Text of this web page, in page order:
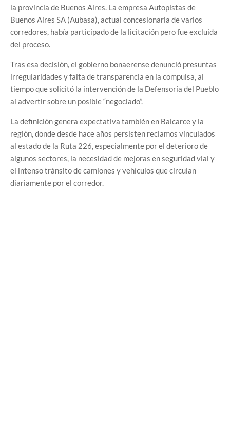
la provincia de Buenos Aires. La empresa Autopistas de
Buenos Aires SA (Aubasa), actual concesionaria de varios
corredores, había participado de la licitación pero fue excluida
del proceso.
Tras esa decisión, el gobierno bonaerense denunció presuntas
irregularidades y falta de transparencia en la compulsa, al
tiempo que solicitó la intervención de la Defensoría del Pueblo
al advertir sobre un posible “negociado”.
La definición genera expectativa también en Balcarce y la
región, donde desde hace años persisten reclamos vinculados
al estado de la Ruta 226, especialmente por el deterioro de
algunos sectores, la necesidad de mejoras en seguridad vial y
el intenso tránsito de camiones y vehículos que circulan
diariamente por el corredor.